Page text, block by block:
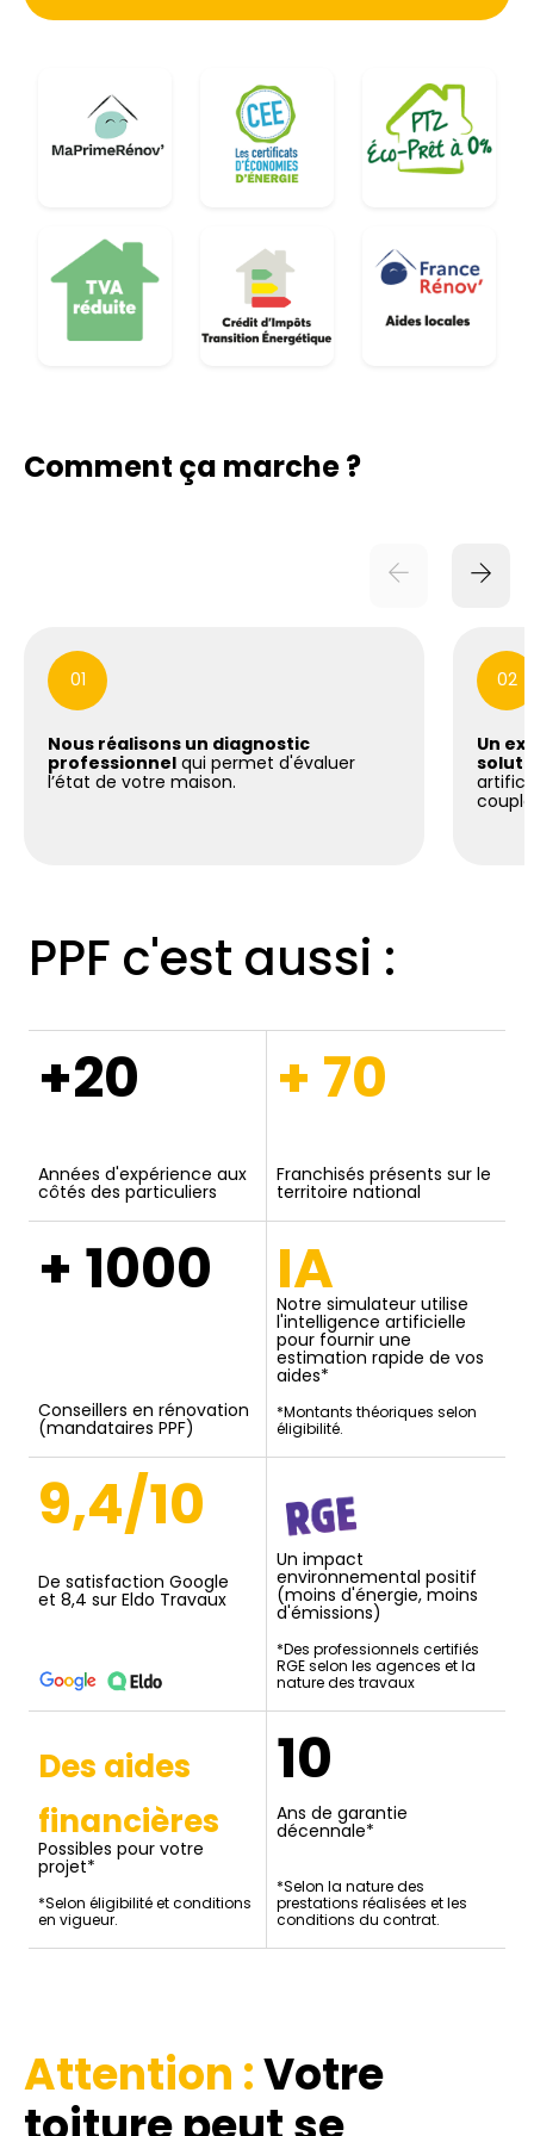
Comment ça marche ?
01
Nous réalisons un diagnostic
professionnel qui permet d'évaluer
l’état de votre maison.
02
Un
PPF c'est aussi :
+20
Années d'expérience aux
côtés des particuliers
+ 70
Franchisés présents sur le
territoire national
+ 1000
Conseillers en rénovation
(mandataires PPF)
IA
Notre simulateur utilise
l'intelligence artificielle
pour fournir une
estimation rapide de vos
aides*
*Montants théoriques selon
éligibilité.
9,4/10
De satisfaction Google
et 8,4 sur Eldo Travaux
Un impact
environnemental positif
(moins d'énergie, moins
d'émissions)
*Des professionnels certifiés
RGE selon les agences et la
nature des travaux
Des aides
financières
Possibles pour votre
projet*
*Selon éligibilité et conditions
en vigueur.
10
Ans de garantie
décennale*
*Selon la nature des
prestations réalisées et les
conditions du contrat.
Attention :Votre